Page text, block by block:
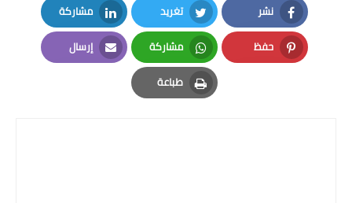
نشر
Facebook
تغريد
Twitter
مشاركة
LinkedIn
حفظ
Pinterest
مشاركة
Whatsapp
إرسال
Email
طباعة
Print